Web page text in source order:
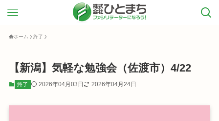
ホーム 終了
【新潟】気軽な勉強会（佐渡市）4/22
終了 2026年04月03日 2026年04月24日